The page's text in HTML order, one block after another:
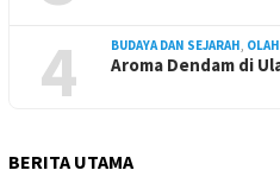
4 BUDAYA DAN SEJARAH,
Aroma Dendam di
BERITA UTAMA